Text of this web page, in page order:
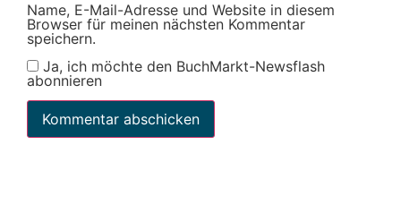
Name, E-Mail-Adresse und Website in diesem
Browser für meinen nächsten Kommentar
speichern.
Ja, ich möchte den BuchMarkt-Newsflash
abonnieren